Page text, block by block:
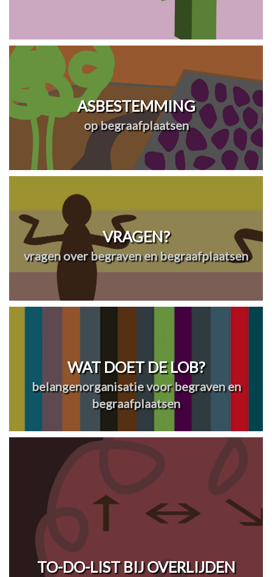
ASBESTEMMING
op begraafplaatsen
VRAGEN?
vragen over begraven en begraafplaatsen
WAT DOET DE LOB?
belangenorganisatie voor begraven en
begraafplaatsen
TO-DO-LIST BIJ OVERLIJDEN